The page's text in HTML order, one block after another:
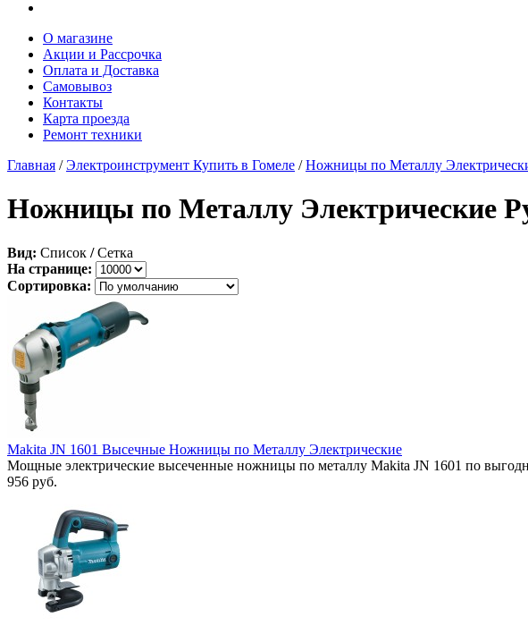
О магазине
Акции и Рассрочка
Оплата и Доставка
Самовывоз
Контакты
Карта проезда
Ремонт техники
Главная /Электроинструмент Купить в Гомеле /Ножницы по Металлу
Ножницы по Металлу Электрические
Вид: Список / Сетка
На странице:
Сортировка:
Makita JN 1601 Высечные Ножницы по Металлу Электрические
Мощные электрические высеченные ножницы по металлу Makita JN 1601 по
956 руб.